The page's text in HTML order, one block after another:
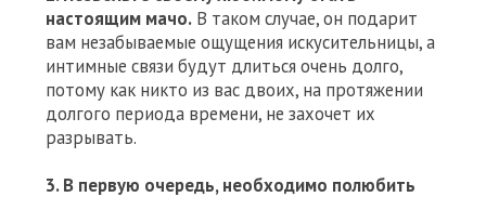
настоящим мачо. В таком случае, он подарит
вам незабываемые ощущения искусительницы, а
интимные связи будут длиться очень долго,
потому как никто из вас двоих, на протяжении
долгого периода времени, не захочет их
разрывать.
3. В первую очередь, необходимо полюбить